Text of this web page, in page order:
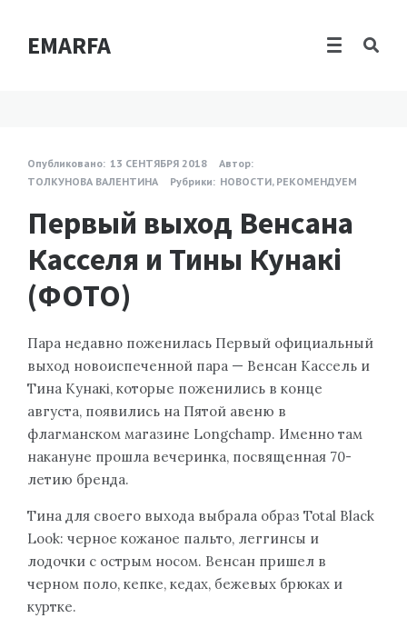
EMARFA
Опубликовано: 13 СЕНТЯБРЯ 2018
Автор:
ТОЛКУНОВА ВАЛЕНТИНА
Рубрики: НОВОСТИ, РЕКОМЕНДУЕМ
Первый выход Венсана
Касселя и Тины Кунакі
(ФОТО)
Пара недавно поженилась Первый официальный
выход новоиспеченной пара — Венсан Кассель и
Тина Кунакі, которые поженились в конце
августа, появились на Пятой авеню в
флагманском магазине Longchamp. Именно там
накануне прошла вечеринка, посвященная 70-
летию бренда.
Тина для своего выхода выбрала образ Total Black
Look: черное кожаное пальто, леггинсы и
лодочки с острым носом. Венсан пришел в
черном поло, кепке, кедах, бежевых брюках и
куртке.